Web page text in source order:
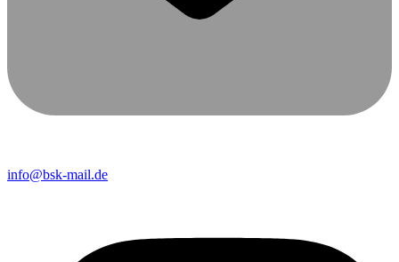
info@bsk-mail.de